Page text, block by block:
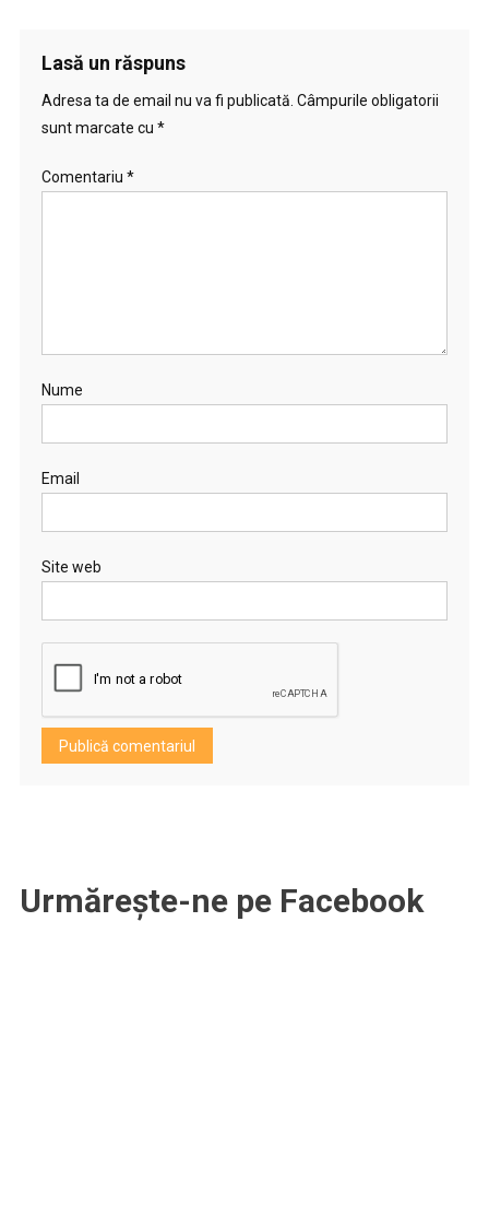
Lasă un răspuns
Adresa ta de email nu va fi publicată. Câmpurile obligatorii
sunt marcate cu *
Comentariu *
Nume
Email
Site web
Urmărește-ne pe Facebook